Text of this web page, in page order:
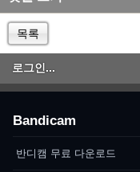
목록
로그인...
Bandicam
반디캠 무료 다운로드